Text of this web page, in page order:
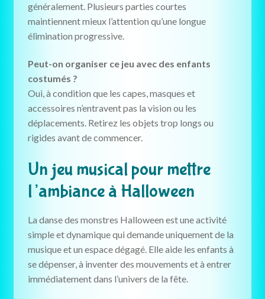
généralement. Plusieurs parties courtes
maintiennent mieux l’attention qu’une longue
élimination progressive.
Peut-on organiser ce jeu avec des enfants
costumés ?
Oui, à condition que les capes, masques et
accessoires n’entravent pas la vision ou les
déplacements. Retirez les objets trop longs ou
rigides avant de commencer.
Un jeu musical pour mettre
l’ambiance à Halloween
La danse des monstres Halloween est une activité
simple et dynamique qui demande uniquement de la
musique et un espace dégagé. Elle aide les enfants à
se dépenser, à inventer des mouvements et à entrer
immédiatement dans l’univers de la fête.